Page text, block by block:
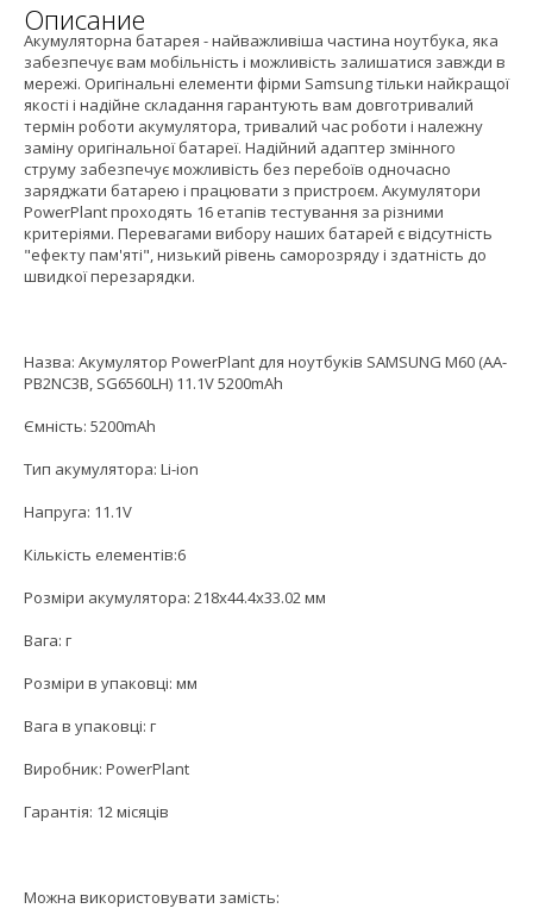
Описание
Акумуляторна батарея - найважливіша частина ноутбука, яка
забезпечує вам мобільність і можливість залишатися завжди в
мережі. Оригінальні елементи фірми Samsung тільки найкращої
якості і надійне складання гарантують вам довготривалий
термін роботи акумулятора, тривалий час роботи і належну
заміну оригінальної батареї. Надійний адаптер змінного
струму забезпечує можливість без перебоїв одночасно
заряджати батарею і працювати з пристроєм. Акумулятори
PowerPlant проходять 16 етапів тестування за різними
критеріями. Перевагами вибору наших батарей є відсутність
"ефекту пам'яті", низький рівень саморозряду і здатність до
швидкої перезарядки.
Назва: Акумулятор PowerPlant для ноутбуків SAMSUNG M60 (AA-
PB2NC3B, SG6560LH) 11.1V 5200mAh
Ємність: 5200mAh
Тип акумулятора: Li-ion
Напруга: 11.1V
Кількість елементів:6
Розміри акумулятора: 218x44.4x33.02 мм
Вага: г
Розміри в упаковці: мм
Вага в упаковці: г
Виробник: PowerPlant
Гарантія: 12 місяців
Можна використовувати замість: